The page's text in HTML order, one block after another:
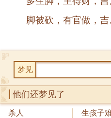
脚被砍，有官做，吉
梦见
他们还梦见了
杀人 生孩子